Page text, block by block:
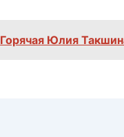
Горячая Юлия